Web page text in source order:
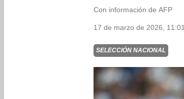
Con información de AFP
17 de marzo de 2026, 11:01
SELECCIÓN NACIONAL